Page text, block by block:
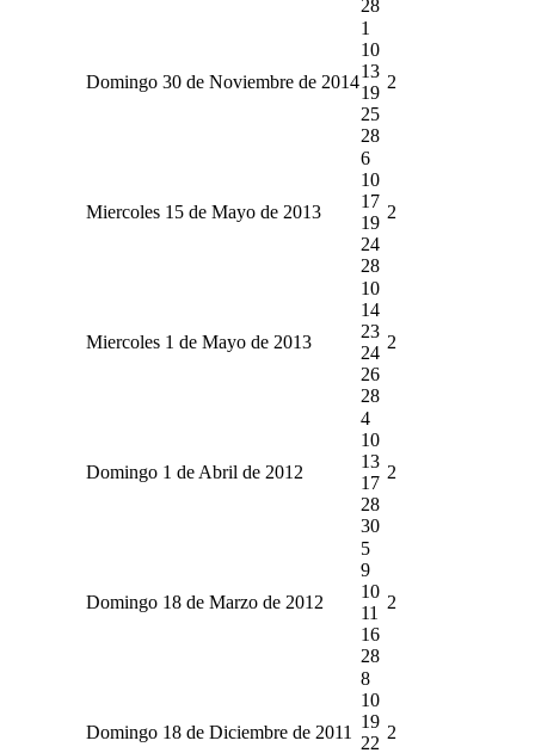
28
Domingo 30 de Noviembre de 2014
1
10
13
19
25
28
2
Miercoles 15 de Mayo de 2013
6
10
17
19
24
28
2
Miercoles 1 de Mayo de 2013
10
14
23
24
26
28
2
Domingo 1 de Abril de 2012
4
10
13
17
28
30
2
Domingo 18 de Marzo de 2012
5
9
10
11
16
28
2
Domingo 18 de Diciembre de 2011
8
10
19
22
2